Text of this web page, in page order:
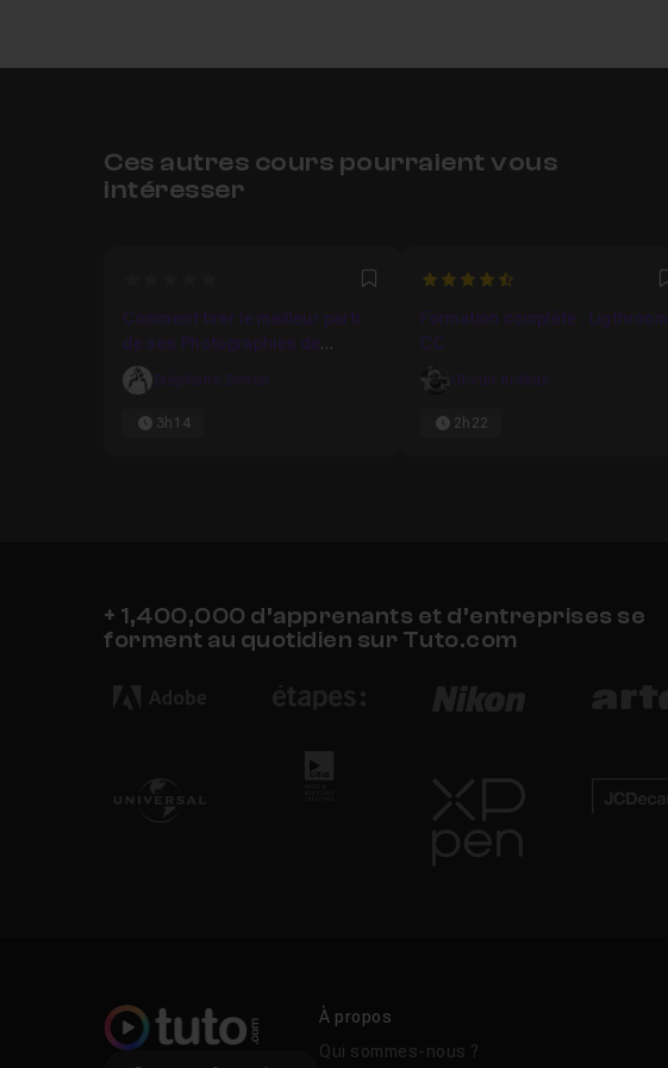
Ces autres cours pourraient vous
intéresser
Favori
Comment tirer le meilleur parti
de ses Photographies de
Vacances
Stéphane Simon
3h14
4.5
Formation complète : Ligthroom
CC
Olivier Krakus
2h22
+ 1,400,000 d’apprenants et d’entreprises se
forment au quotidien sur Tuto.com
À propos
Qui sommes-nous ?